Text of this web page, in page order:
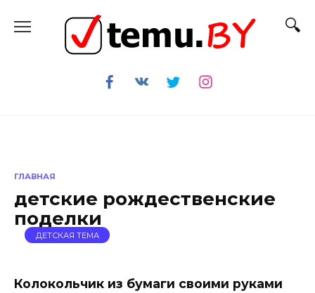
содержанию
ГЛАВНАЯ
детские рождественские
поделки
ДЕТСКАЯ ТЕМА
Колокольчик из бумаги своими руками